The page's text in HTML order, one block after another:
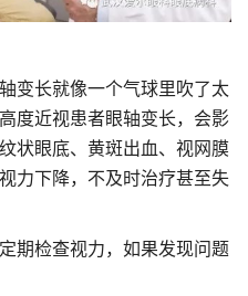
变长就像一个气球里吹了太
度近视患者眼轴变长，会影
状眼底、黄斑出血、视网膜
力下降，不及时治疗甚至失
期检查视力，如果发现问题